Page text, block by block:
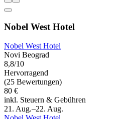
Nobel West Hotel
Nobel West Hotel
Novi Beograd
8,8/10
Hervorragend
(25 Bewertungen)
80 €
inkl. Steuern & Gebühren
21. Aug.–22. Aug.